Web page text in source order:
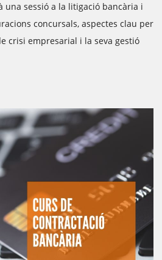
una sessió a la litigació bancària i
concursals, aspectes clau per
crisi empresarial i la seva gestió